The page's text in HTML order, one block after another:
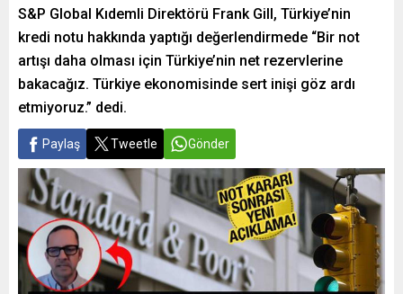
S&P Global Kıdemli Direktörü Frank Gill, Türkiye’nin
kredi notu hakkında yaptığı değerlendirmede “Bir not
artışı daha olması için Türkiye’nin net rezervlerine
bakacağız. Türkiye ekonomisinde sert inişi göz ardı
etmiyoruz.” dedi.
Paylaş Tweetle Gönder